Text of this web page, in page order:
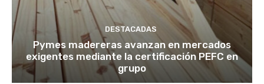
DESTACADAS
Pymes madereras avanzan en mercados
exigentes mediante la certificación PEFC en
grupo